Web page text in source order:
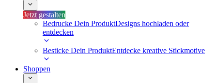
Jetzt gestalten
Bedrucke Dein ProduktDesigns hochladen oder
entdecken
Besticke Dein ProduktEntdecke kreative Stickmotive
Shoppen